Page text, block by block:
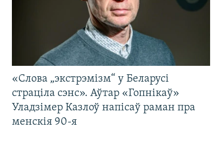
«Слова „экстрэмізм“ у Беларусі
страціла сэнс». Аўтар «Гопнікаў»
Уладзімер Казлоў напісаў раман пра
менскія 90-я